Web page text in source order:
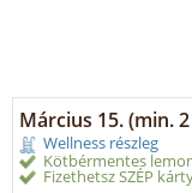
Március 15. (min.
Wellness részleg
Kötbérmentes
Fizethetsz SZÉP